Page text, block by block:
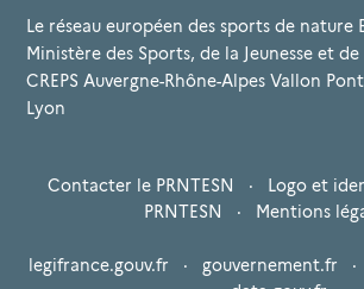
Le réseau européen des sports de nature
Ministère des Sports, de la Jeunesse et
CREPS Auvergne-Rhône-Alpes Vallon
Lyon
Contacter le PRNTESN ·
Logo et
PRNTESN
· Mentions
legifrance.gouv.fr · gouvernement.fr ·